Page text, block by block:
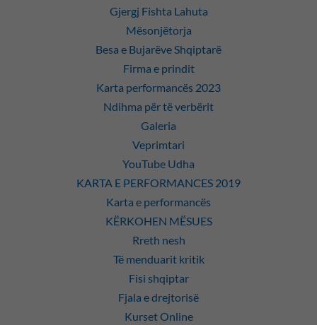
Gjergj Fishta Lahuta
Mësonjëtorja
Besa e Bujarëve Shqiptarë
Firma e prindit
Karta performancës 2023
Ndihma për të verbërit
Galeria
Veprimtari
YouTube Udha
KARTA E PERFORMANCES 2019
Karta e performancës
KËRKOHEN MËSUES
Rreth nesh
Të menduarit kritik
Fisi shqiptar
Fjala e drejtorisë
Kurset Online